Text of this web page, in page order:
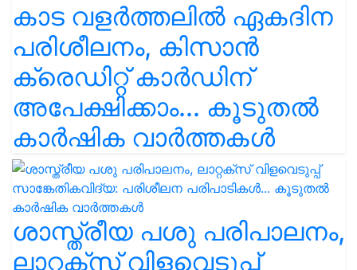
കാട വളര്‍ത്തലിൽ ഏകദിന
പരിശീലനം, കിസാൻ
ക്രെഡിറ്റ് കാർഡിന്
അപേക്ഷിക്കാം... കൂടുതൽ
കാർഷിക വാർത്തകൾ
ശാസ്ത്രീയ പശു പരിപാലനം,
ലാറ്റക്സ് വിളവെടുപ്പ്